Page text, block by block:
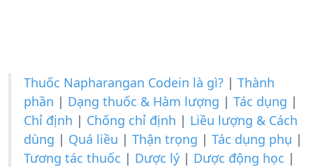
Thuốc Napharangan Codein là gì? | Thành
phần | Dạng thuốc & Hàm lượng | Tác dụng |
Chỉ định | Chống chỉ định | Liều lượng & Cách
dùng | Quá liều | Thận trọng | Tác dụng phụ |
Tương tác thuốc | Dược lý | Dược động học |